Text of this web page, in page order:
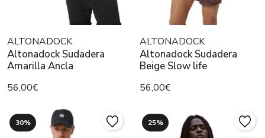
ALTONADOCK
Altonadock Sudadera
Amarilla Ancla
56,00€
ALTONADOCK
Altonadock Sudadera
Beige Slow life
56,00€
30% 25%